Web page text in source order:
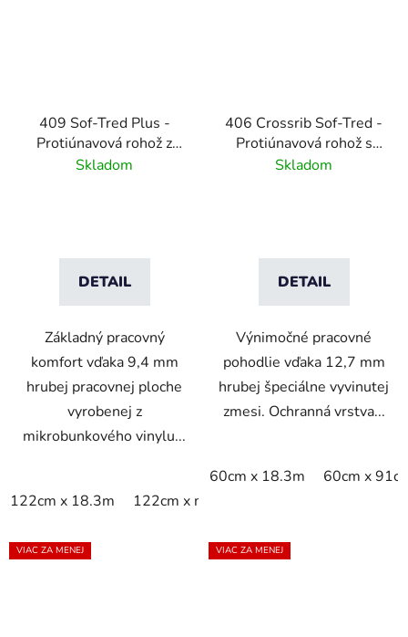
409 Sof-Tred Plus -
Protiúnavová rohož z
mikrobunkového vinylu
Skladom
DETAIL
Základný pracovný
komfort vďaka 9,4 mm
hrubej pracovnej ploche
vyrobenej z
mikrobunkového vinylu...
122cm x 18.3m 122cm x m
406 Crossrib Sof-Tred -
Protiúnavová rohož s
vrstvou Dyna-Shield a
Skladom
DETAIL
Výnimočné pracovné
pohodlie vďaka 12,7 mm
hrubej špeciálne vyvinutej
zmesi. Ochranná vrstva...
60cm x 18.3m 60cm x
VIAC ZA MENEJ VIAC ZA MENEJ